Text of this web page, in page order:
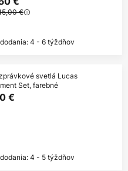
€
4 - 6 týždňov
svetlá Lucas
Set, farebné
€
4 - 5 týždňov